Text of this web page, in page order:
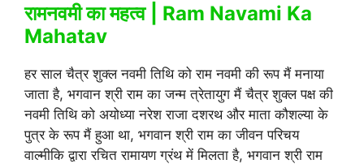
रामनवमी का महत्व | Ram Navami Ka
Mahatav
हर साल चैत्र शुक्ल नवमी तिथि को राम नवमी की रूप मैं मनाया
जाता है, भगवान श्री राम का जन्म त्रेतायुग मैं चैत्र शुक्ल पक्ष की
नवमी तिथि को अयोध्या नरेश राजा दशरथ और माता कौशल्या के
पुत्र के रूप मैं हुआ था, भगवान श्री राम का जीवन परिचय
वाल्मीकि द्वारा रचित रामायण ग्रंथ में मिलता है, भगवान श्री राम